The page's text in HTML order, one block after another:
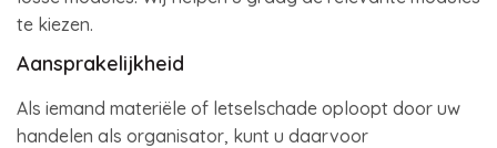
te kiezen.
Aansprakelijkheid
Als iemand materiële of letselschade oploopt door uw
handelen als organisator, kunt u daarvoor